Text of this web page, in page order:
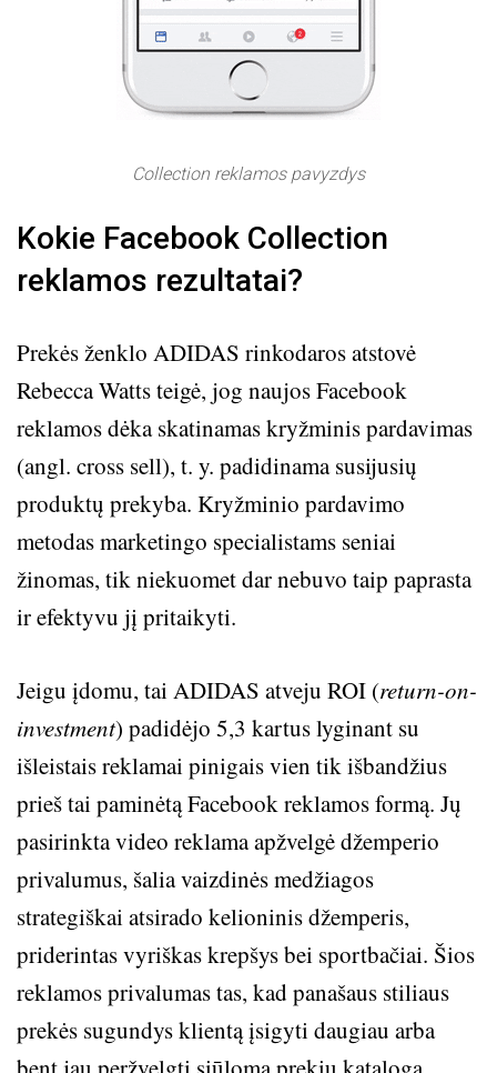
Collection reklamos pavyzdys
Kokie Facebook Collection
reklamos rezultatai?
Prekės ženklo ADIDAS rinkodaros atstovė
Rebecca Watts teigė, jog naujos Facebook
reklamos dėka skatinamas kryžminis pardavimas
(angl. cross sell), t. y. padidinama susijusių
produktų prekyba. Kryžminio pardavimo
metodas marketingo specialistams seniai
žinomas, tik niekuomet dar nebuvo taip paprasta
ir efektyvu jį pritaikyti.
Jeigu įdomu, tai ADIDAS atveju ROI (return-on-
investment) padidėjo 5,3 kartus lyginant su
išleistais reklamai pinigais vien tik išbandžius
prieš tai paminėtą Facebook reklamos formą. Jų
pasirinkta video reklama apžvelgė džemperio
privalumus, šalia vaizdinės medžiagos
strategiškai atsirado kelioninis džemperis,
priderintas vyriškas krepšys bei sportbačiai. Šios
reklamos privalumas tas, kad panašaus stiliaus
prekės sugundys klientą įsigyti daugiau arba